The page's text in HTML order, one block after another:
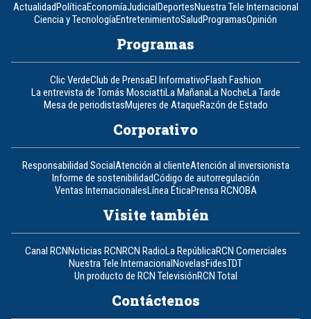
ActualidadPolíticaEconomíaJudicialDeportesNuestra Tele Internacional
Ciencia y TecnologíaEntretenimientoSaludProgramasOpinión
Programas
Clic VerdeClub de PrensaEl InformativoFlash Fashion
La entrevista de Tomás MosciattiLa MañanaLa NocheLa Tarde
Mesa de periodistasMujeres de AtaqueRazón de Estado
Corporativo
Responsabilidad SocialAtención al clienteAtención al inversionista
Informe de sostenibilidadCódigo de autorregulación
Ventas InternacionalesLínea ÉticaPrensa RCNOBA
Visite también
Canal RCNNoticias RCNRCN RadioLa RepúblicaRCN Comerciales
Nuestra Tele InternacionalNovelasFidesTDT
Un producto de RCN TelevisiónRCN Total
Contáctenos